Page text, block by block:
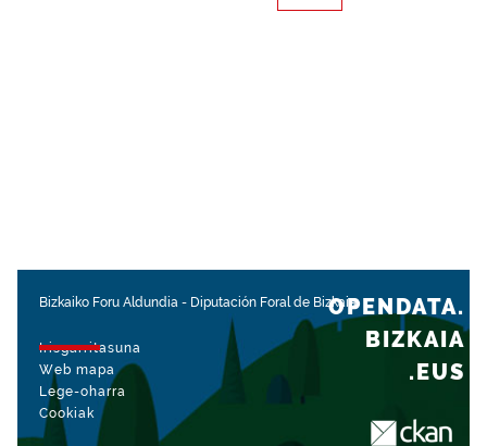
Bizkaiko Foru Aldundia - Diputación Foral de Bizkaia
Irisgarritasuna
Web mapa
Lege-oharra
Cookiak
OPENDATA.
BIZKAIA
.EUS